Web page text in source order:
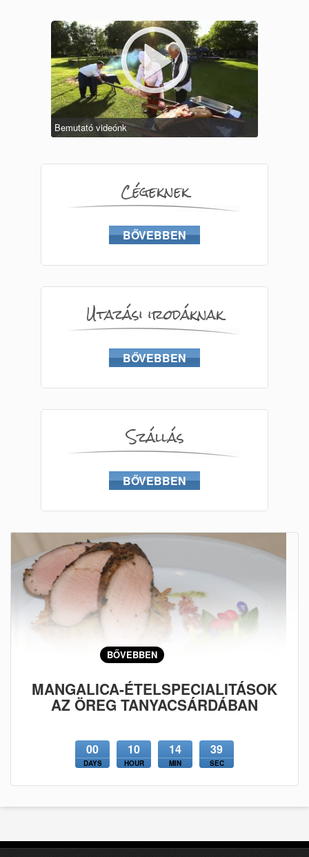
Bemutató videónk
Cégeknek
BŐVEBBEN
Utazási irodáknak
BŐVEBBEN
Szállás
BŐVEBBEN
BŐVEBBEN
MANGALICA-ÉTELSPECIALITÁSOK
AZ ÖREG TANYACSÁRDÁBAN
00
DAYS
10
HOUR
14
MIN
38
SEC